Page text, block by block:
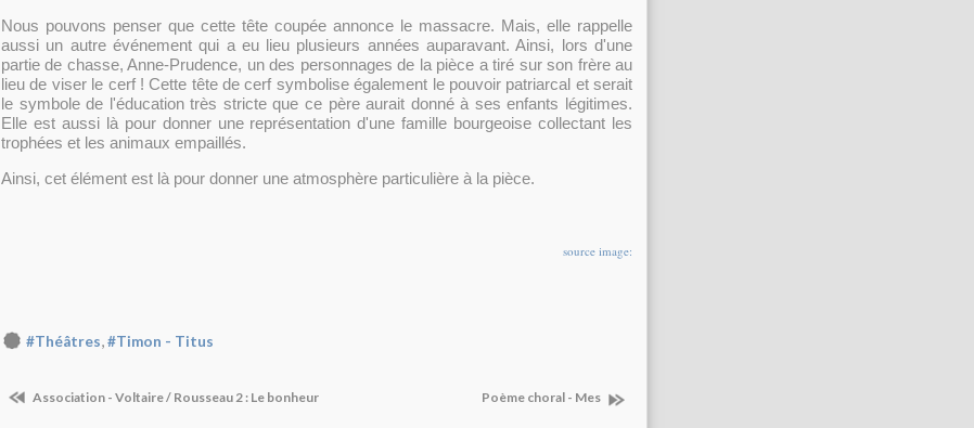
Nous pouvons penser que cette tête coupée annonce le massacre. Mais, elle rappelle
aussi un autre événement qui a eu lieu plusieurs années auparavant. Ainsi, lors d'une
partie de chasse, Anne-Prudence, un des personnages de la pièce a tiré sur son frère au
lieu de viser le cerf ! Cette tête de cerf symbolise également le pouvoir patriarcal et serait
le symbole de l'éducation très stricte que ce père aurait donné à ses enfants légitimes.
Elle est aussi là pour donner une représentation d'une famille bourgeoise collectant les
trophées et les animaux empaillés.
Ainsi, cet élément est là pour donner une atmosphère particulière à la pièce.
source image:
#Théâtres,#Timon - Titus
Association - Voltaire / Rousseau 2 : Le bonheur Poème choral - Mes